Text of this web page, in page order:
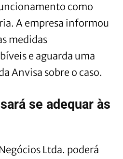
como
A empresa informou
medidas
e aguarda uma
Anvisa sobre o caso.
se adequar às
Ltda. poderá